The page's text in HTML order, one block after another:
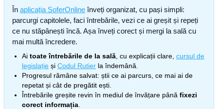
În aplicația SoferOnline înveți organizat, cu pași simpli:
parcurgi capitolele, faci întrebările, vezi ce ai greșit și repeți
ce nu stăpânești încă. Așa înveți corect și mergi la sală cu
mai multă încredere.
Ai toate întrebările de la sală , cu explicații clare, cursul de
legislație și Codul Rutier la îndemână.
Progresul rămâne salvat: știi ce ai parcurs, ce mai ai de
repetat și cât de pregătit ești.
Întrebările greșite revin în mediul de învățare până fixezi
corect informația